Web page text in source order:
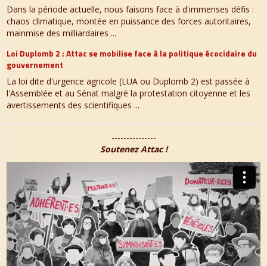
Dans la période actuelle, nous faisons face à d'immenses défis :
chaos climatique, montée en puissance des forces autoritaires,
mainmise des milliardaires ...
Loi Duplomb 2 : Attac se mobilise face à la politique écocidaire du
gouvernement
La loi dite d'urgence agricole (LUA ou Duplomb 2) est passée à
l'Assemblée et au Sénat malgré la protestation citoyenne et les
avertissements des scientifiques ...
---------------
Soutenez Attac !